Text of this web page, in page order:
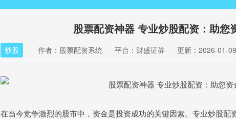
股票配资神器 专业炒股配资：助您
炒股 作者：股票配资系统 平台：财盛证券 更新：2026-01-
在当今竞争激烈的股市中，资金是投资成功的关键因素。专业炒股